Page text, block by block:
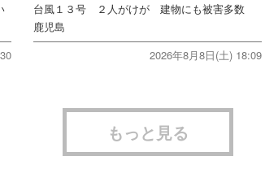
台風１３号 ２人がけが 建物にも被害多数
鹿児島
2026年8月8日(土) 18:09
もっと見る